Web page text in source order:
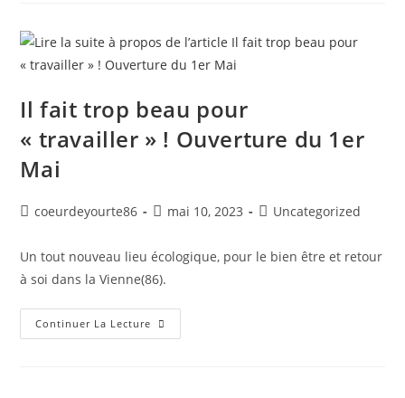
Il fait trop beau pour
« travailler » ! Ouverture du 1er
Mai
coeurdeyourte86 mai 10, 2023 Uncategorized
Un tout nouveau lieu écologique, pour le bien être et retour
à soi dans la Vienne(86).
Continuer La Lecture